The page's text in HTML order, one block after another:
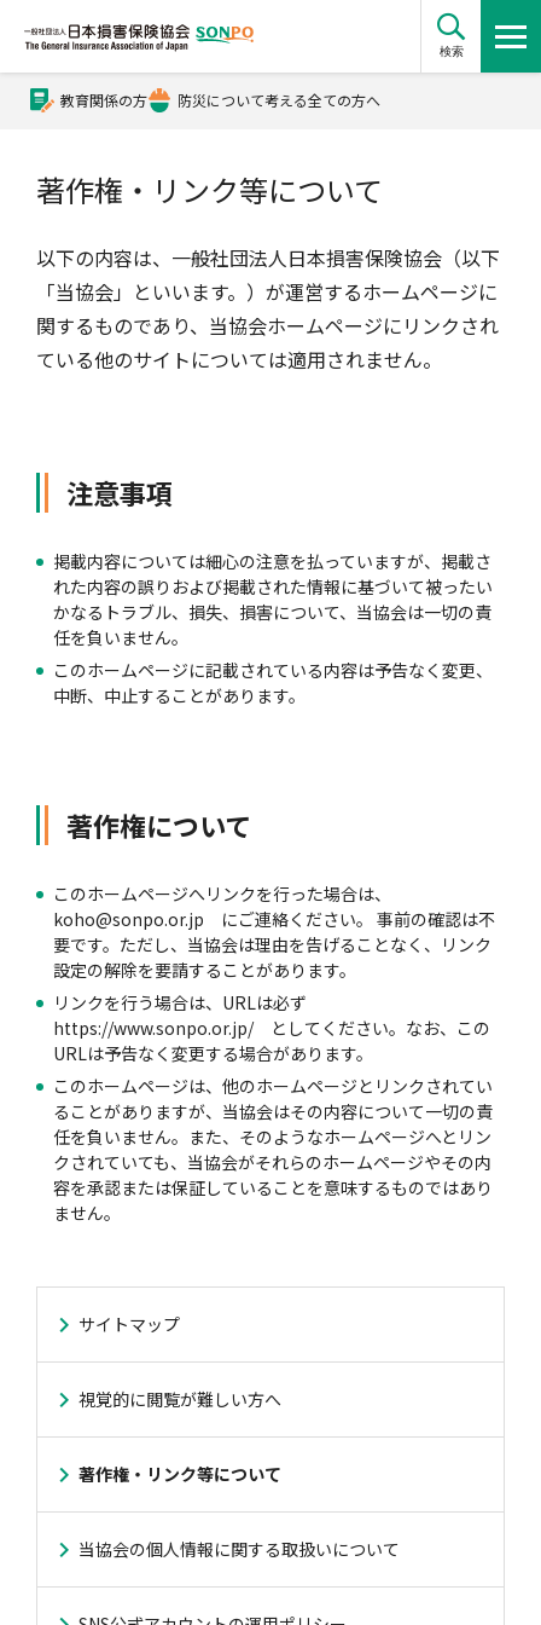
検索
公式Xアカウント
損害保険とは？
自賠責保険
自動車保険
火災保険
傷害保険
医療・介護保険
個人賠償責任保険
風水雪災等による損害を補償する損害保険
協会の活動・概要トップ
協会の活動
協会概要
規範、方針、指針・基準、ガイドライン等
採用情報
所在地（本部・支部）
損害保険お役立ち情報
会員会社情報
会員会社情報トップ
損害保険会社の概況
お客様の声を受けた取り組み
保険金の支払状況（第三分野）
会員会社等一覧
試験・研修
試験・研修トップ
「損害保険登録鑑定人」認定試験
アジャスター試験
医療研修
交通事故医療研究助成
統計・刊行物・報告書
統計
刊行物・報告書
お知らせトップ
最新情報
協会ニュースリリース
会員各社ニュースリリース
協会各地の活動
相談・通報等窓口
相談・通報等窓口トップ
損害保険の相談窓口
自然災害損保契約のご照会
通報等窓口
English
教育関係の方 防災について考える全ての方へ
著作権・リンク等について
以下の内容は、一般社団法人日本損害保険協会（以下
「当協会」といいます。）が運営するホームページに
関するものであり、当協会ホームページにリンクされ
ている他のサイトについては適用されません。
注意事項
掲載内容については細心の注意を払っていますが、掲載さ
れた内容の誤りおよび掲載された情報に基づいて被ったい
かなるトラブル、損失、損害について、当協会は一切の責
任を負いません。
このホームページに記載されている内容は予告なく変更、
中断、中止することがあります。
著作権について
このホームページへリンクを行った場合は、
koho@sonpo.or.jp にご連絡ください。 事前の確認は不
要です。ただし、当協会は理由を告げることなく、リンク
設定の解除を要請することがあります。
リンクを行う場合は、URLは必ず
https://www.sonpo.or.jp/ としてください。なお、この
URLは予告なく変更する場合があります。
このホームページは、他のホームページとリンクされてい
ることがありますが、当協会はその内容について一切の責
任を負いません。また、そのようなホームページへとリン
クされていても、当協会がそれらのホームページやその内
容を承認または保証していることを意味するものではあり
ません。
サイトマップ
視覚的に閲覧が難しい方へ
著作権・リンク等について
当協会の個人情報に関する取扱いについて